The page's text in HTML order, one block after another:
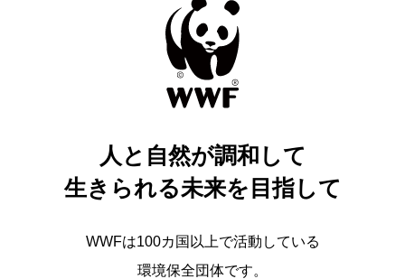
人と自然が調和して
生きられる未来を目指して
WWFは100カ国以上で活動している
環境保全団体です。